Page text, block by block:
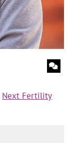
Next Fertility